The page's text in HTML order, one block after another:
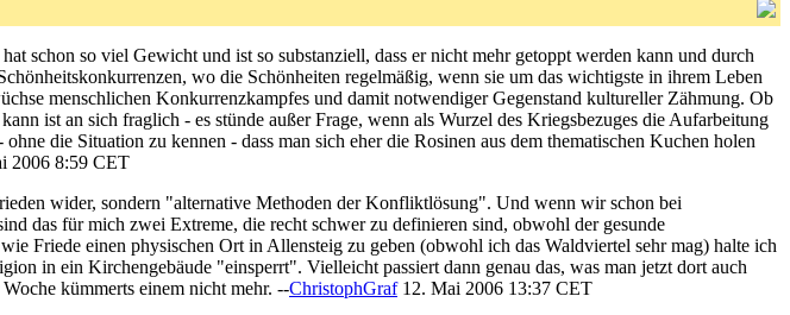
so viel Gewicht und ist so substanziell, dass er nicht mehr getoppt werden kann und durch
wo die Schönheiten regelmäßig, wenn sie um das wichtigste in ihrem Leben
menschlichen Konkurrenzkampfes und damit notwendiger Gegenstand kultureller Zähmung. Ob
ist an sich fraglich - es stünde außer Frage, wenn als Wurzel des Kriegsbezuges die Aufarbeitung
die Situation zu kennen - dass man sich eher die Rosinen aus dem thematischen Kuchen holen
2006 8:59 CET
wider, sondern "alternative Methoden der Konfliktlösung". Und wenn wir schon bei
das für mich zwei Extreme, die recht schwer zu definieren sind, obwohl der gesunde
Friede einen physischen Ort in Allensteig zu geben (obwohl ich das Waldviertel sehr mag) halte ich
in ein Kirchengebäude "einsperrt". Vielleicht passiert dann genau das, was man jetzt dort auch
kümmerts einem nicht mehr. --ChristophGraf12. Mai 2006 13:37 CET